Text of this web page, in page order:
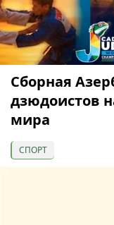
Сборная
дзюдоистов
мира
СПОРТ